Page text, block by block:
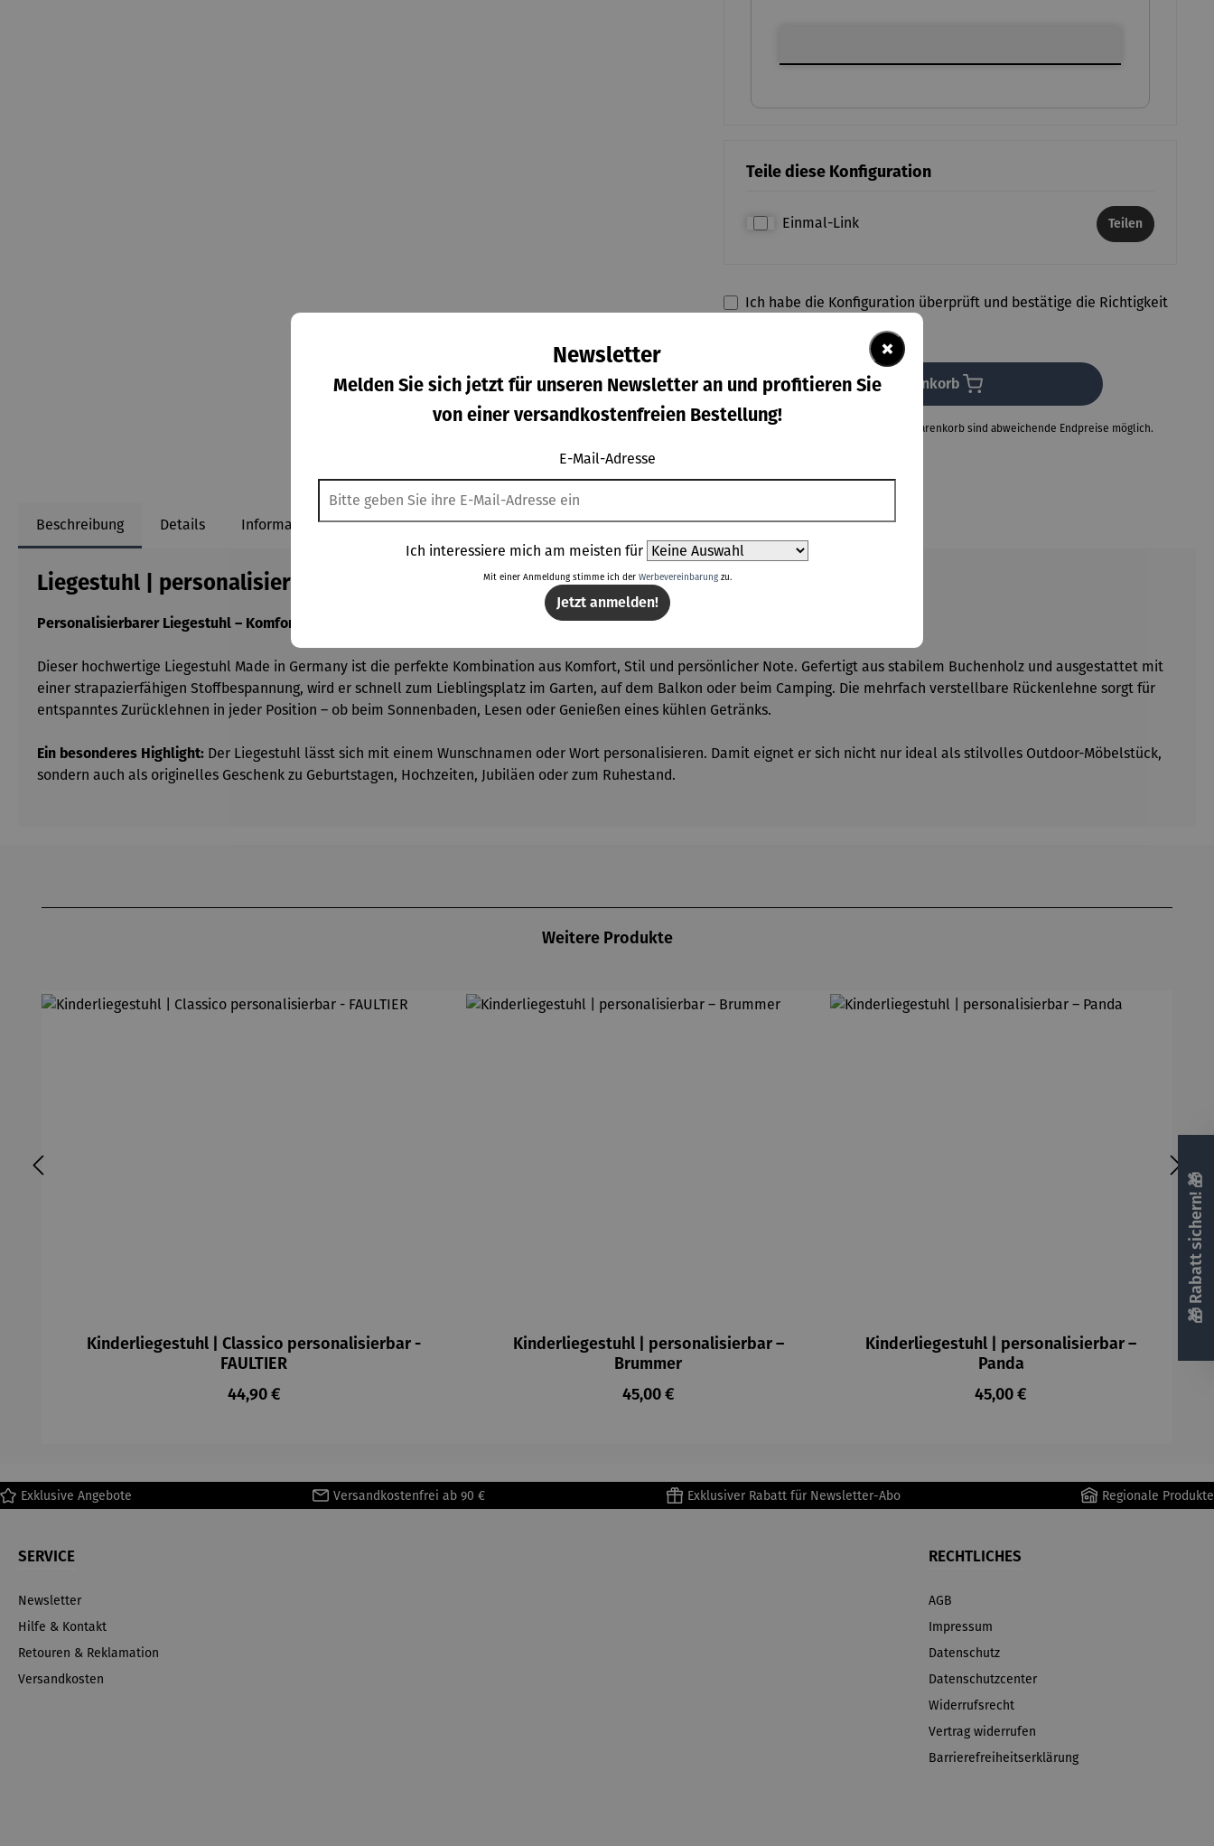
Teile diese Konfiguration
Einmal-Link Teilen
Ich habe die Konfiguration überprüft und bestätige die Richtigkeit
In den Warenkorb
**Aufgrund von Neuberechnungen im Warenkorb sind abweichende Endpreise möglich.
Beschreibung Details Informationen zum Hersteller Bewertungen
Liegestuhl | personalisierbar - PÄUSKEN
Personalisierbarer Liegestuhl – Komfort trifft Individualität
Dieser hochwertige Liegestuhl Made in Germany ist die perfekte Kombination aus Komfort, Stil und persönlicher Note. Gefertigt aus stabilem Buchenholz und ausgestattet mit
einer strapazierfähigen Stoffbespannung, wird er schnell zum Lieblingsplatz im Garten, auf dem Balkon oder beim Camping. Die mehrfach verstellbare Rückenlehne sorgt für
entspanntes Zurücklehnen in jeder Position – ob beim Sonnenbaden, Lesen oder Genießen eines kühlen Getränks.
Ein besonderes Highlight: Der Liegestuhl lässt sich mit einem Wunschnamen oder Wort personalisieren. Damit eignet er sich nicht nur ideal als stilvolles Outdoor-Möbelstück,
sondern auch als originelles Geschenk zu Geburtstagen, Hochzeiten, Jubiläen oder zum Ruhestand.
Weitere Produkte
Kinderliegestuhl | Classico personalisierbar -
FAULTIER
Regulärer Preis:
44,90 €
Kinderliegestuhl | personalisierbar –
Brummer
Regulärer Preis:
45,00 €
Kinderliegestuhl | personalisierbar –
Panda
Regulärer Preis:
45,00 €
Exklusive Angebote Versandkostenfrei ab 90 € Exklusiver Rabatt für Newsletter-Abo Regionale Produkte
SERVICE
Newsletter
Hilfe & Kontakt
Retouren & Reklamation
Versandkosten
RECHTLICHES
AGB
Impressum
Datenschutz
Datenschutzcenter
Widerrufsrecht
Vertrag widerrufen
Barrierefreiheitserklärung
🎁 Rabatt sichern! 🎁
×
Newsletter
Melden Sie sich jetzt für unseren Newsletter an und profitieren Sie
von einer versandkostenfreien Bestellung!
E-Mail-Adresse
Ich interessiere mich am meisten für
Mit einer Anmeldung stimme ich der Werbevereinbarungzu.
Jetzt anmelden!